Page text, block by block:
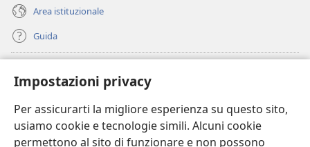
Impostazioni privacy
Per assicurarti la migliore esperienza su questo sito,
usiamo cookie e tecnologie simili. Alcuni cookie
permettono al sito di funzionare e non possono
Area istituzionale
Guida
(apre
una
nuova
finestra)
BIBLIOTECA ONLINE Watchtower
(apre
una
nuovaJW Hub